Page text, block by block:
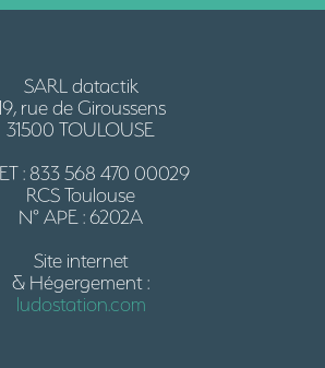
SARL datactik
rue de Giroussens
31500 TOULOUSE
: 833 568 470 00029
RCS Toulouse
N° APE : 6202A
Site internet
& Hégergement :
ludostation.com